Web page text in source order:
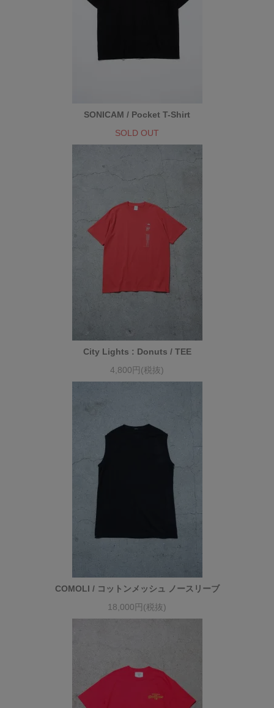
SONICAM / Pocket T-Shirt
SOLD OUT
City Lights : Donuts / TEE
4,800円(税抜)
COMOLI / コットンメッシュ ノースリーブ
18,000円(税抜)